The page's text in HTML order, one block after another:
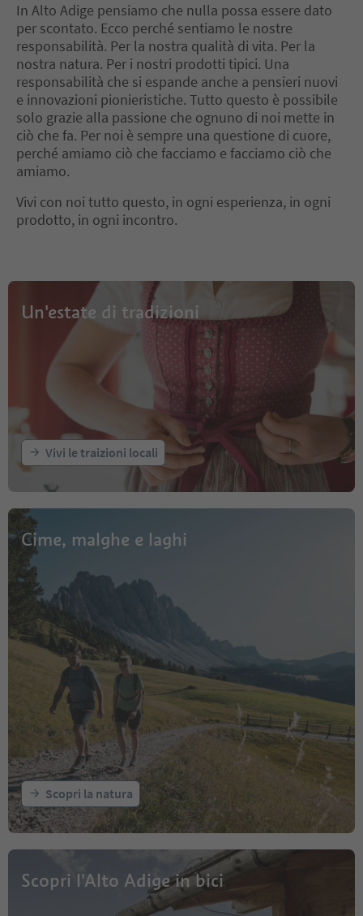
In Alto Adige pensiamo che nulla possa essere dato
per scontato. Ecco perché sentiamo le nostre
responsabilità. Per la nostra qualità di vita. Per la
nostra natura. Per i nostri prodotti tipici. Una
responsabilità che si espande anche a pensieri nuovi
e innovazioni pionieristiche. Tutto questo è possibile
solo grazie alla passione che ognuno di noi mette in
ciò che fa. Per noi è sempre una questione di cuore,
perché amiamo ciò che facciamo e facciamo ciò che
amiamo.
Vivi con noi tutto questo, in ogni esperienza, in ogni
prodotto, in ogni incontro.
Un'estate di tradizioni
Vivi le traizioni locali
Cime, malghe e laghi
Scopri la natura
Scopri l'Alto Adige in bici